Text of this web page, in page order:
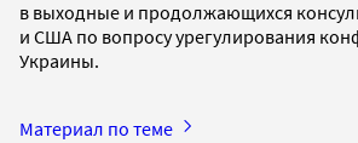
в выходные и продолжающихся
и США по вопросу урегулирования
Украины.
Материал по теме